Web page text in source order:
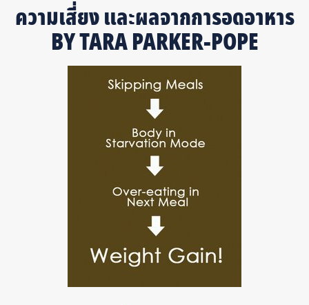
ความเสี่ยง และผลจากการอดอาหาร
BY TARA PARKER-POPE